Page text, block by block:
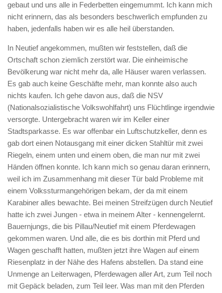
gebaut und uns alle in Federbetten eingemummt. Ich kann mich
nicht erinnern, das als besonders beschwerlich empfunden zu
haben, jedenfalls haben wir es alle heil überstanden.
In Neutief angekommen, mußten wir feststellen, daß die
Ortschaft schon ziemlich zerstört war. Die einheimische
Bevölkerung war nicht mehr da, alle Häuser waren verlassen.
Es gab auch keine Geschäfte mehr, man konnte also auch
nichts kaufen. Ich gehe davon aus, daß die NSV
(Nationalsozialistische Volkswohlfahrt) uns Flüchtlinge irgendwie
versorgte. Untergebracht waren wir im Keller einer
Stadtsparkasse. Es war offenbar ein Luftschutzkeller, denn es
gab dort einen Notausgang mit einer dicken Stahltür mit zwei
Riegeln, einem unten und einem oben, die man nur mit zwei
Händen öffnen konnte. Ich kann mich so genau daran erinnern,
weil ich im Zusammenhang mit dieser Tür bald Probleme mit
einem Volkssturmangehörigen bekam, der da mit einem
Karabiner alles bewachte. Bei meinen Streifzügen durch Neutief
hatte ich zwei Jungen - etwa in meinem Alter - kennengelernt.
Bauernjungs, die bis Pillau/Neutief mit einem Pferdewagen
gekommen waren. Und alle, die es bis dorthin mit Pferd und
Wagen geschafft hatten, mußten jetzt ihre Wagen auf einem
Riesenplatz in der Nähe des Hafens abstellen. Da stand eine
Unmenge an Leiterwagen, Pferdewagen aller Art, zum Teil noch
mit Gepäck beladen, zum Teil leer. Was man mit den Pferden